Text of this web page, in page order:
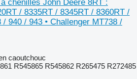
chenilles John Deere 8RT :
/ 8335RT / 8345RT / 8360RT /
/ 940 / 943 • Challenger MT738 /
caoutchouc
R545865 R545862 R265475 R272485